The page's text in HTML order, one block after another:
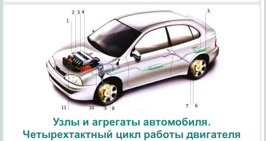
Узлы и агрегаты автомобиля.
Четырехтактный цикл работы двигателя